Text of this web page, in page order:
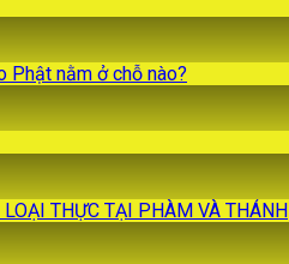
Phật nằm ở chỗ nào?
THỰC TẠI PHÀM VÀ THÁNH